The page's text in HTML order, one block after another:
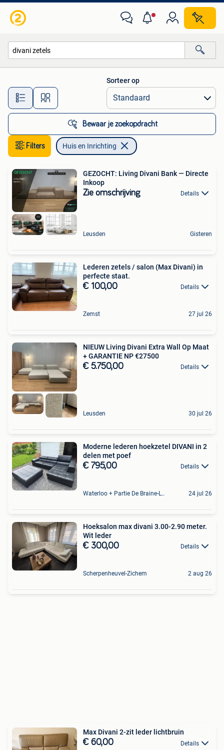
Alle afstanden…
Sorteer op
Bewaar je zoekopdracht
Filters Huis en Inrichting
GEZOCHT: Living Divani Bank — Directe
Inkoop
Zie omschrijving Details
Leusden Gisteren
Lederen zetels / salon (Max Divani) in
perfecte staat.
€ 100,00 Details
Zemst 27 jul 26
NIEUW Living Divani Extra Wall Op Maat
+ GARANTIE NP €27500
€ 5.750,00 Details
Leusden 30 jul 26
Moderne lederen hoekzetel DIVANI in 2
delen met poef
€ 795,00 Details
Waterloo + Partie De Braine-L'Alleud, De Ohain 24 jul 26
Hoeksalon max divani 3.00-2.90 meter.
Wit leder
€ 300,00 Details
Scherpenheuvel-Zichem 2 aug 26
Max Divani 2-zit leder lichtbruin
€ 60,00 Details